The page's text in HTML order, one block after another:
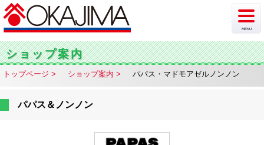
MENU
新着情報
イベント
チラシ・カタログ
ショップ案内
トップページ ショップ案内 パパス・マドモアゼルノンノン
パパス＆ノンノン